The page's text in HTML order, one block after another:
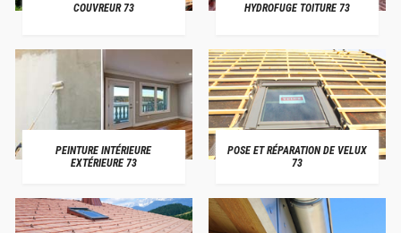
COUVREUR 73 HYDROFUGE TOITURE 73
PEINTURE INTÉRIEURE
EXTÉRIEURE 73
POSE ET RÉPARATION DE VELUX
73